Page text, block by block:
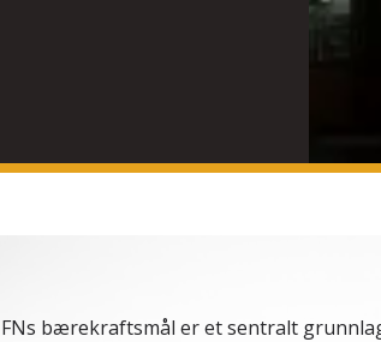
FNs bærekraftsmål er et sentralt